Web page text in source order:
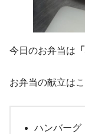
今日のお弁当は
お弁当の献立はこ
ハンバーグ